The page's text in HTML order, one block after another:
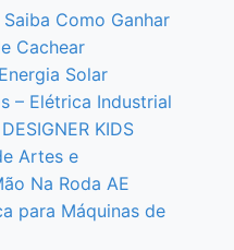
Como Ganhar
Cachear
Solar
– Elétrica Industrial
KIDS
Artes e
Na Roda AE
para Máquinas de